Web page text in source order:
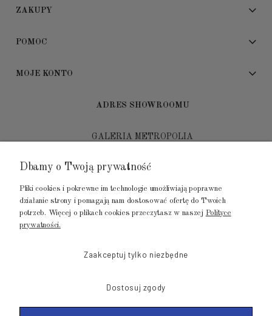
ZAKUPY
POMOC
MOJE KONTO
ADRES SHOWROOMU
GALERIA METROPOLIA
80-452 Gdańsk
tel.: 502 104 104
mail: biuro@luksusowysen.pl
Dbamy o Twoją prywatność
Pliki cookies i pokrewne im technologie umożliwiają poprawne
działanie strony i pomagają nam dostosować ofertę do Twoich
potrzeb. Więcej o plikach cookies przeczytasz w naszej Polityce
prywatności.
Zaakceptuj tylko niezbędne
Dostosuj zgody